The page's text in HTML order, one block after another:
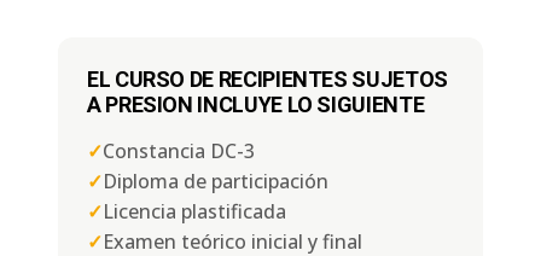
EL CURSO DE RECIPIENTES SUJETOS
A PRESION INCLUYE LO SIGUIENTE
✓Constancia DC-3
✓Diploma de participación
✓Licencia plastificada
✓Examen teórico inicial y final